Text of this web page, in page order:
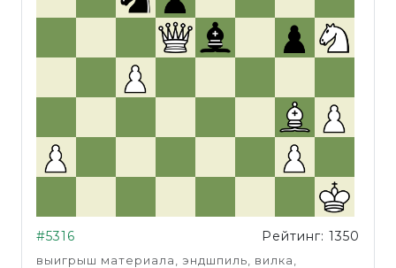
#5316 Рейтинг: 1350
выигрыш материала, эндшпиль, вилка,